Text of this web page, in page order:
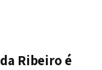
Ribeiro é